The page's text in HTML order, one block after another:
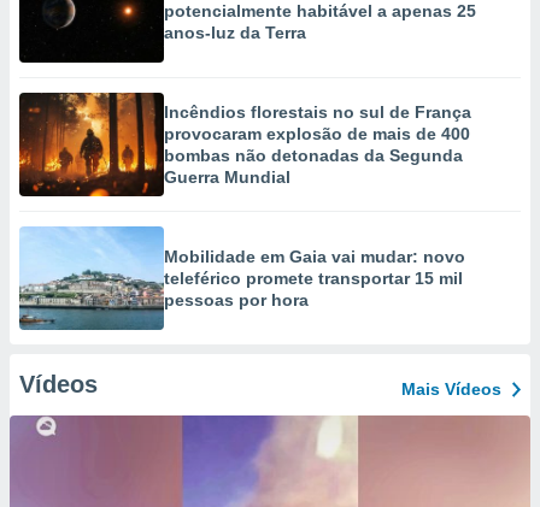
potencialmente habitável a apenas 25
anos-luz da Terra
Incêndios florestais no sul de França
provocaram explosão de mais de 400
bombas não detonadas da Segunda
Guerra Mundial
Mobilidade em Gaia vai mudar: novo
teleférico promete transportar 15 mil
pessoas por hora
Vídeos Mais Vídeos